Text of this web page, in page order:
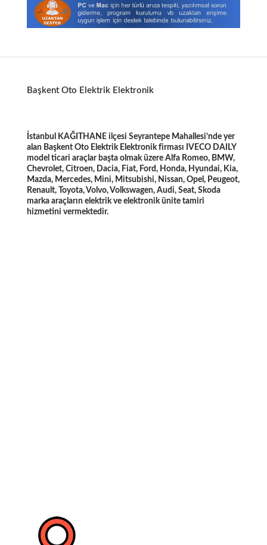
Başkent Oto Elektrik Elektronik
İstanbul KAĞITHANE ilçesi Seyrantepe Mahallesi’nde yer
alan Başkent Oto Elektrik Elektronik firması IVECO DAILY
model ticari araçlar başta olmak üzere Alfa Romeo, BMW,
Chevrolet, Citroen, Dacia, Fiat, Ford, Honda, Hyundai, Kia,
Mazda, Mercedes, Mini, Mitsubishi, Nissan, Opel, Peugeot,
Renault, Toyota, Volvo, Volkswagen, Audi, Seat, Skoda
marka araçların elektrik ve elektronik ünite tamiri
hizmetini vermektedir.